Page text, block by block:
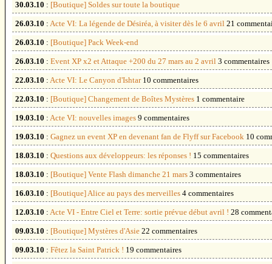
30.03.10 : [Boutique] Soldes sur toute la boutique
26.03.10 : Acte VI: La légende de Désiréa, à visiter dès le 6 avril 21
26.03.10 : [Boutique] Pack Week-end
26.03.10 : Event XP x2 et Attaque +200 du 27 mars au 2 avril 3 commentaires
22.03.10 : Acte VI: Le Canyon d'Ishtar 10 commentaires
22.03.10 : [Boutique] Changement de Boîtes Mystères 1 commentaire
19.03.10 : Acte VI: nouvelles images 9 commentaires
19.03.10 : Gagnez un event XP en devenant fan de Flyff sur Facebook 10
18.03.10 : Questions aux développeurs: les réponses ! 15 commentaires
18.03.10 : [Boutique] Vente Flash dimanche 21 mars 3 commentaires
16.03.10 : [Boutique] Alice au pays des merveilles 4 commentaires
12.03.10 : Acte VI - Entre Ciel et Terre: sortie prévue début avril ! 28
09.03.10 : [Boutique] Mystères d'Asie 22 commentaires
09.03.10 : Fêtez la Saint Patrick ! 19 commentaires